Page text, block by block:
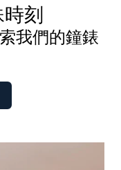
刻
我們的鐘錶